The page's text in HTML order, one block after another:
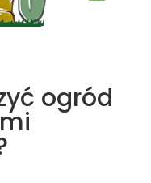
ogród